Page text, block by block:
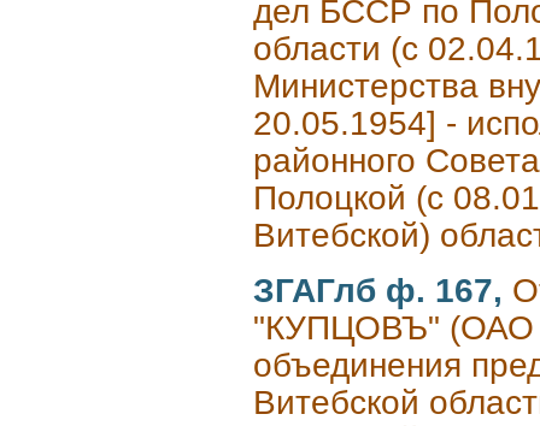
дел БССР по
области (с
Министерства
20.05.1954] -
районного
Полоцкой (с
Витебской)
ЗГАГлб ф. 167,
"КУПЦОВЪ" (ОАО
объединения
Витебской